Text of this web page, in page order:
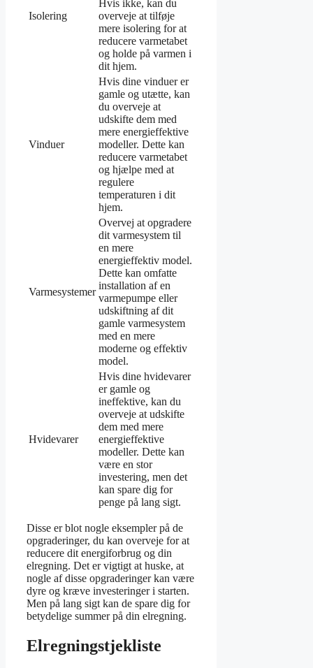
Isolering
Hvis ikke, kan du
overveje at tilføje
mere isolering for at
reducere varmetabet
og holde på varmen i
dit hjem.
Vinduer
Hvis dine vinduer er
gamle og utætte, kan
du overveje at
udskifte dem med
mere energieffektive
modeller. Dette kan
reducere varmetabet
og hjælpe med at
regulere
temperaturen i dit
hjem.
Varmesystemer
Overvej at opgradere
dit varmesystem til
en mere
energieffektiv model.
Dette kan omfatte
installation af en
varmepumpe eller
udskiftning af dit
gamle varmesystem
med en mere
moderne og effektiv
model.
Hvidevarer
Hvis dine hvidevarer
er gamle og
ineffektive, kan du
overveje at udskifte
dem med mere
energieffektive
modeller. Dette kan
være en stor
investering, men det
kan spare dig for
penge på lang sigt.
Disse er blot nogle eksempler på de
opgraderinger, du kan overveje for at
reducere dit energiforbrug og din
elregning. Det er vigtigt at huske, at
nogle af disse opgraderinger kan være
dyre og kræve investeringer i starten.
Men på lang sigt kan de spare dig for
betydelige summer på din elregning.
Elregningstjekliste